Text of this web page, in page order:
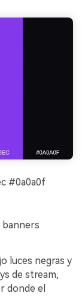
#0a0a0f
banners
luces negras y
de stream,
donde el